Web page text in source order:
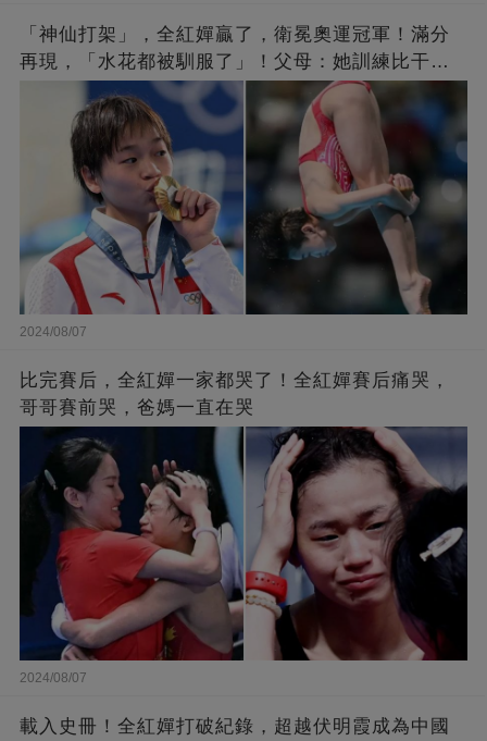
「神仙打架」，全紅嬋贏了，衛冕奧運冠軍！滿分
再現，「水花都被馴服了」！父母：她訓練比干農
活累百倍！陳芋汐惜敗，獲得銀牌
2024/08/07
比完賽后，全紅嬋一家都哭了！全紅嬋賽后痛哭，
哥哥賽前哭，爸媽一直在哭
2024/08/07
載入史冊！全紅嬋打破紀錄，超越伏明霞成為中國